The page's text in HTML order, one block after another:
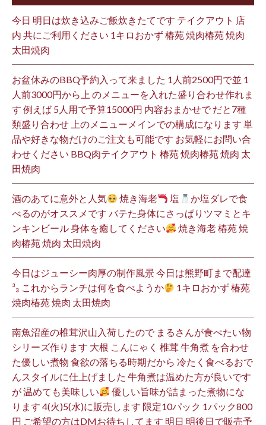
今日 明日は炊き込みご飯炊きたてです テイクアウト 店
内 共にご利用ください 1キロおかず 椿苑 焼肉椿苑 焼肉
太田焼肉
お盆休みのBBQ予約入って来ました 1人前2500円で並 1
人前3000円から上 のメニューを入れた盛り合わせ作れま
す 例えば 5人用で予算15000円 内容おまかせで だと7種
類盛り合わせ 上のメニューメインでの構成になります 単
品や好きな物だけのご注文も可能です お気軽にお問い合
わせください BBQ肉テイクアウト 椿苑 焼肉椿苑 焼肉 太
田焼肉
酒のあてに意外と人気 焼き海老 塩
か塩ダレで食
べるのがオススメです バテた身体にさっぱりツマミとキ
ンキンビール 身体を癒してください
焼き海老 椿苑 焼
肉椿苑 焼肉 太田焼肉
今日はジューシー肉厚の制作風景 今日は熊野町まで配達
³₃ これからランチは何を食べようか
1キロおかず 椿苑
焼肉椿苑 焼肉 太田焼肉
南魚沼産の椎茸沢山入荷したので まるさんが食べたい物
シリーズ作ります 大根 こんにゃく 椎茸 牛角煮 を合わせ
た優しい煮物 食欲の落ちる時期だから 冷たく食べるおで
んスタイルに仕上げました 牛角煮は温めた方が良いです
が 温めても美味しい
優しい旨味が詰まった煮物にな
ります 4(火)5(水)に販売します 限定10パック 1パック800
円 ご希望の方はDMお待ちしてます 明日 明後日で販売予